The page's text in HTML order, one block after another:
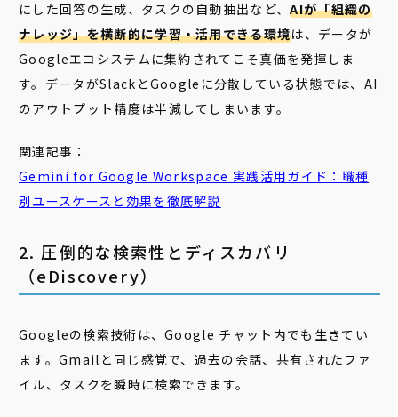
にした回答の生成、タスクの自動抽出など、AIが「組織の
ナレッジ」を横断的に学習・活用できる環境は、データが
Googleエコシステムに集約されてこそ真価を発揮しま
す。データがSlackとGoogleに分散している状態では、AI
のアウトプット精度は半減してしまいます。
関連記事：
Gemini for Google Workspace 実践活用ガイド：職種
別ユースケースと効果を徹底解説
2. 圧倒的な検索性とディスカバリ
（eDiscovery）
Googleの検索技術は、Google チャット内でも生きてい
ます。Gmailと同じ感覚で、過去の会話、共有されたファ
イル、タスクを瞬時に検索できます。